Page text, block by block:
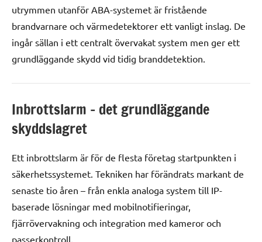
utrymmen utanför ABA-systemet är fristående
brandvarnare och värmedetektorer ett vanligt inslag. De
ingår sällan i ett centralt övervakat system men ger ett
grundläggande skydd vid tidig branddetektion.
Inbrottslarm – det grundläggande
skyddslagret
Ett inbrottslarm är för de flesta företag startpunkten i
säkerhetssystemet. Tekniken har förändrats markant de
senaste tio åren – från enkla analoga system till IP-
baserade lösningar med mobilnotifieringar,
fjärrövervakning och integration med kameror och
passerkontroll.